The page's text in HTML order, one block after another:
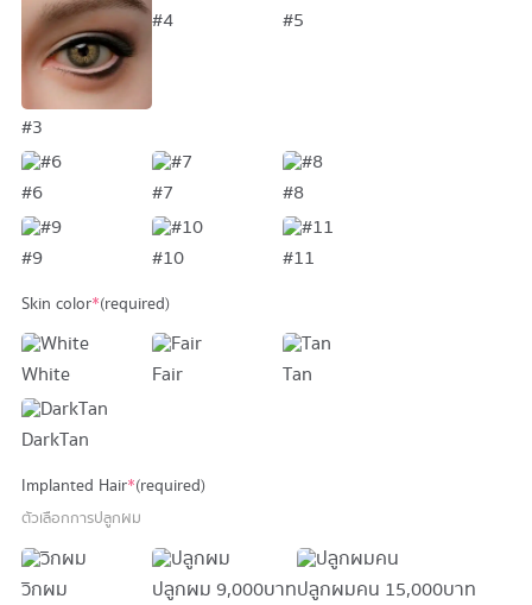
#3
#4 #5
#6 #7 #8
#9 #10 #11
Skin color*(required)
White Fair Tan
DarkTan
Implanted Hair*(required)
ตัวเลือกการปลูกผม
วิกผม ปลูกผม 9,000 บาทปลูกผมคน 15,000 บาท